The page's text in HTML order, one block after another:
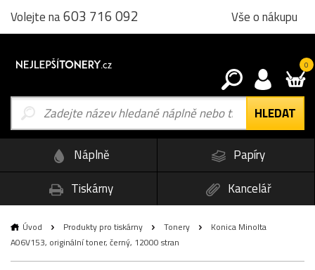
Volejte na603 716 092 Vše o nákupu
0
Náplně
Papíry
Tiskárny
Kancelář
Úvod Produkty pro tiskárny Tonery
Konica Minolta
A06V153, originální toner, černý, 12000 stran